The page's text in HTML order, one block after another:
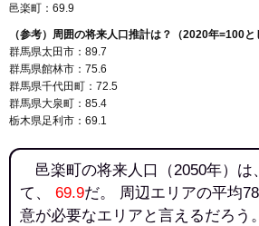
邑楽町：69.9
（参考）周囲の将来人口推計は？（2020年=100と
群馬県太田市：89.7
群馬県館林市：75.6
群馬県千代田町：72.5
群馬県大泉町：85.4
栃木県足利市：69.1
邑楽町の将来人口（2050年）は
て、 69.9だ。 周辺エリアの平均
意が必要なエリアと言えるだろう。